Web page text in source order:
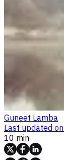
Guneet Lamba
Last updated on
10 min